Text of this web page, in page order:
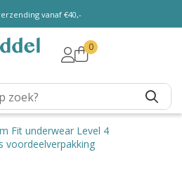
vanaf €40,-
0
Fit underwear Level 4
voordeelverpakking